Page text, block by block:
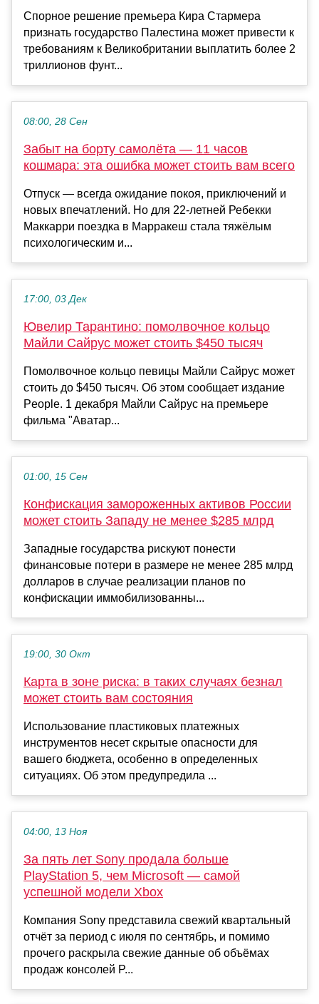
Спорное решение премьера Кира Стармера
признать государство Палестина может привести к
требованиям к Великобритании выплатить более 2
триллионов фунт...
08:00, 28 Сен
Забыт на борту самолёта — 11 часов
кошмара: эта ошибка может стоить вам всего
Отпуск — всегда ожидание покоя, приключений и
новых впечатлений. Но для 22-летней Ребекки
Маккарри поездка в Марракеш стала тяжёлым
психологическим и...
17:00, 03 Дек
Ювелир Тарантино: помолвочное кольцо
Майли Сайрус может стоить $450 тысяч
Помолвочное кольцо певицы Майли Сайрус может
стоить до $450 тысяч. Об этом сообщает издание
People. 1 декабря Майли Сайрус на премьере
фильма "Аватар...
01:00, 15 Сен
Конфискация замороженных активов России
может стоить Западу не менее $285 млрд
Западные государства рискуют понести
финансовые потери в размере не менее 285 млрд
долларов в случае реализации планов по
конфискации иммобилизованны...
19:00, 30 Окт
Карта в зоне риска: в таких случаях безнал
может стоить вам состояния
Использование пластиковых платежных
инструментов несет скрытые опасности для
вашего бюджета, особенно в определенных
ситуациях. Об этом предупредила ...
04:00, 13 Ноя
За пять лет Sony продала больше
PlayStation 5, чем Microsoft — самой
успешной модели Xbox
Компания Sony представила свежий квартальный
отчёт за период с июля по сентябрь, и помимо
прочего раскрыла свежие данные об объёмах
продаж консолей P...